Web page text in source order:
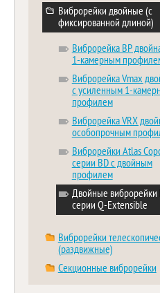
Виброрейки двойные (с
фиксированной длиной)
Виброрейка ВР
1-камерным
Виброрейка Vmax
с усиленным 1-
профилем
Виброрейка VRX
особопрочным
Виброрейки Atlas
серии BD с двойным
профилем
Двойные виброрейки
серии Q-Extensible
Виброрейки
(раздвижные)
Секционные виброрейки